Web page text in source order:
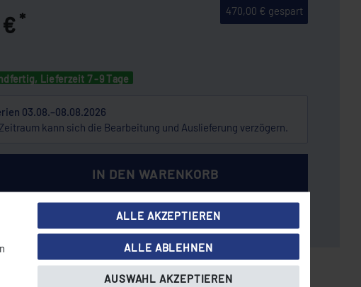
470,00 € gespart
*
Lieferzeit 7 -9 Tage
03.08.–08.08.2026
kann sich die Bearbeitung und Auslieferung verzögern.
IN DEN WARENKORB
19% MwSt.: 1166,20 EUR, zzgl.Versandkosten
ALLE AKZEPTIEREN
ALLE ABLEHNEN
AUSWAHL AKZEPTIEREN